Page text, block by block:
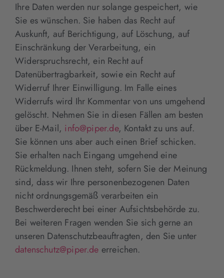
Ihre Daten werden nur solange gespeichert, wie
Sie es wünschen. Sie haben das Recht auf
Auskunft, auf Berichtigung, auf Löschung, auf
Einschränkung der Verarbeitung, ein
Widerspruchsrecht, ein Recht auf
Datenübertragbarkeit, sowie ein Recht auf
Widerruf Ihrer Einwilligung. Im Falle eines
Widerrufs wird Ihr Kommentar von uns umgehend
gelöscht. Nehmen Sie in diesen Fällen am besten
über E-Mail, info@piper.de, Kontakt zu uns auf.
Sie können uns aber auch einen Brief schicken.
Sie erhalten nach Eingang umgehend eine
Rückmeldung. Ihnen steht, sofern Sie der Meinung
sind, dass wir Ihre personenbezogenen Daten
nicht ordnungsgemäß verarbeiten ein
Beschwerderecht bei einer Aufsichtsbehörde zu.
Bei weiteren Fragen wenden Sie sich gerne an
unseren Datenschutzbeauftragten, den Sie unter
datenschutz@piper.de erreichen.